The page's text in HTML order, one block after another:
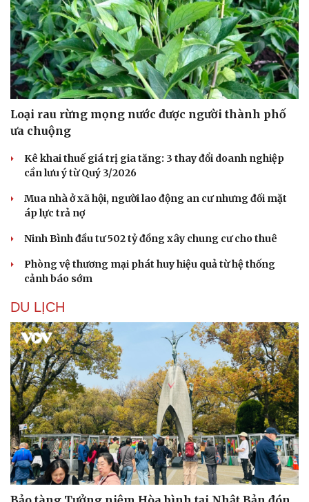
Sức khỏe
Dinh dưỡng - món ngon
Cây thuốc
Sản phụ khoa
Nhi khoa
Đời sống
Nhà đẹp
Blog
Tình yêu - Gia đình
Loại rau rừng mọng nước được người thành phố
ưa chuộng
Kê khai thuế giá trị gia tăng: 3 thay đổi doanh nghiệp
cần lưu ý từ Quý 3/2026
Mua nhà ở xã hội, người lao động an cư nhưng đối mặt
áp lực trả nợ
Ninh Bình đầu tư 502 tỷ đồng xây chung cư cho thuê
Phòng vệ thương mại phát huy hiệu quả từ hệ thống
cảnh báo sớm
DU LỊCH